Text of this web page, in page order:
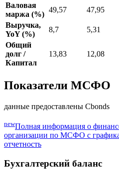
Валовая
маржа (%)
49,57 47,95
Выручка,
YoY (%)
8,7 5,31
Общий
долг /
Капитал
13,83 12,08
Показатели МСФО
данные предоставлены Cbonds
newПолная информация о
организации по МСФО с
отчетность
Бухгалтерский баланс